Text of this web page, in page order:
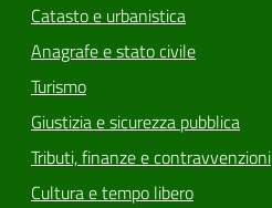
Catasto e urbanistica
Anagrafe e stato civile
Turismo
Giustizia e sicurezza pubblica
Tributi, finanze e contravvenzioni
Cultura e tempo libero